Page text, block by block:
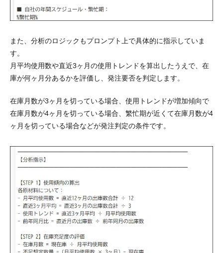
また、分析のロジックもプロンプト上で具体的に指示していま
す。
月平均使用数や直近3ヶ月の使用トレンドを算出したうえで、在
庫が何ヶ月分あるかを評価し、発注要否を判定します。
在庫月数が3ヶ月を切っている場合、使用トレンドが増加傾向で
在庫月数が4ヶ月を切っている場合、繁忙期が近くて在庫月数が4
ヶ月を切っている場合などが発注判定の条件です。